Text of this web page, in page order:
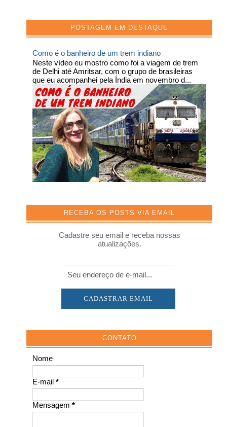
POSTAGEM EM DESTAQUE
Como é o banheiro de um trem indiano
Neste vídeo eu mostro como foi a viagem de trem
de Delhi até Amritsar, com o grupo de brasileiras
que eu acompanhei pela Índia em novembro d...
RECEBA OS POSTS VIA EMAIL
Cadastre seu email e receba nossas
atualizações.
CONTATO
Nome
E-mail*
Mensagem*